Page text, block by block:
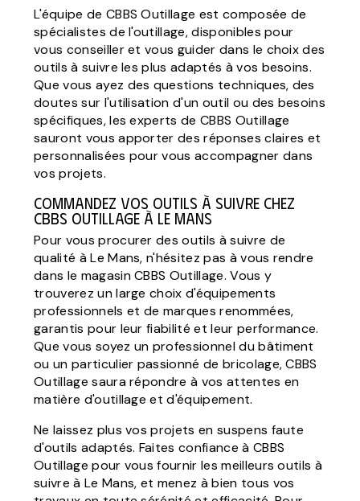
L'équipe de CBBS Outillage est composée de
spécialistes de l'outillage, disponibles pour
vous conseiller et vous guider dans le choix des
outils à suivre les plus adaptés à vos besoins.
Que vous ayez des questions techniques, des
doutes sur l'utilisation d'un outil ou des besoins
spécifiques, les experts de CBBS Outillage
sauront vous apporter des réponses claires et
personnalisées pour vous accompagner dans
vos projets.
Commandez vos outils à suivre chez
CBBS Outillage à Le Mans
Pour vous procurer des outils à suivre de
qualité à Le Mans, n'hésitez pas à vous rendre
dans le magasin CBBS Outillage. Vous y
trouverez un large choix d'équipements
professionnels et de marques renommées,
garantis pour leur fiabilité et leur performance.
Que vous soyez un professionnel du bâtiment
ou un particulier passionné de bricolage, CBBS
Outillage saura répondre à vos attentes en
matière d'outillage et d'équipement.
Ne laissez plus vos projets en suspens faute
d'outils adaptés. Faites confiance à CBBS
Outillage pour vous fournir les meilleurs outils à
suivre à Le Mans, et menez à bien tous vos